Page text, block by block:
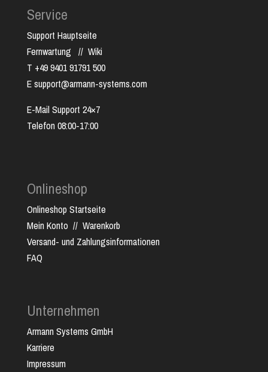
Service
Support Hauptseite
Fernwartung // Wiki
T +49 9401 91791 500
E support@armann-systems.com
E-Mail Support 24×7
Telefon 08:00-17:00
Onlineshop
Onlineshop Startseite
Mein Konto // Warenkorb
Versand- und Zahlungsinformationen
FAQ
Unternehmen
Armann Systems GmbH
Karriere
Impressum